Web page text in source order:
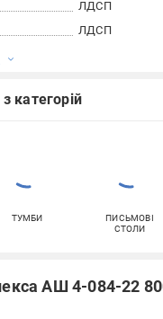
ЛДСП
ЛДСП
категорій
ТУМБИ
ПИСЬМОВІ
СТОЛИ
АШ 4-084-22